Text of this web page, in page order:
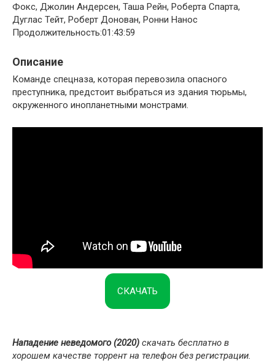
Фокс, Джолин Андерсен, Таша Рейн, Роберта Спарта,
Дуглас Тейт, Роберт Донован, Ронни Нанос
Продолжительность:01:43:59
Описание
Команде спецназа, которая перевозила опасного
преступника, предстоит выбраться из здания тюрьмы,
окруженного инопланетными монстрами.
СКАЧАТЬ
Нападение неведомого (2020) скачать бесплатно в
хорошем качестве торрент на телефон без регистрации.